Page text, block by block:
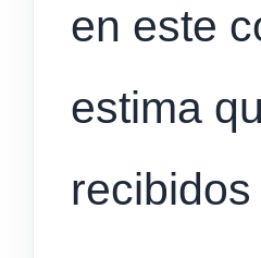
en este
estima
recibidos